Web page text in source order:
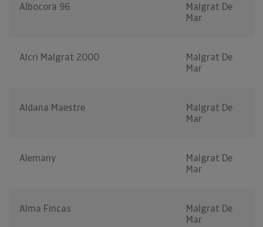
Albocora 96
Malgrat De
Mar
Alcri Malgrat 2000
Malgrat De
Mar
Aldana Maestre
Malgrat De
Mar
Alemany
Malgrat De
Mar
Alma Fincas
Malgrat De
Mar